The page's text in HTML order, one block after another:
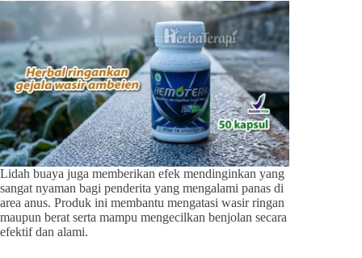
Lidah buaya juga memberikan efek mendinginkan yang
sangat nyaman bagi penderita yang mengalami panas di
area anus. Produk ini membantu mengatasi wasir ringan
maupun berat serta mampu mengecilkan benjolan secara
efektif dan alami.